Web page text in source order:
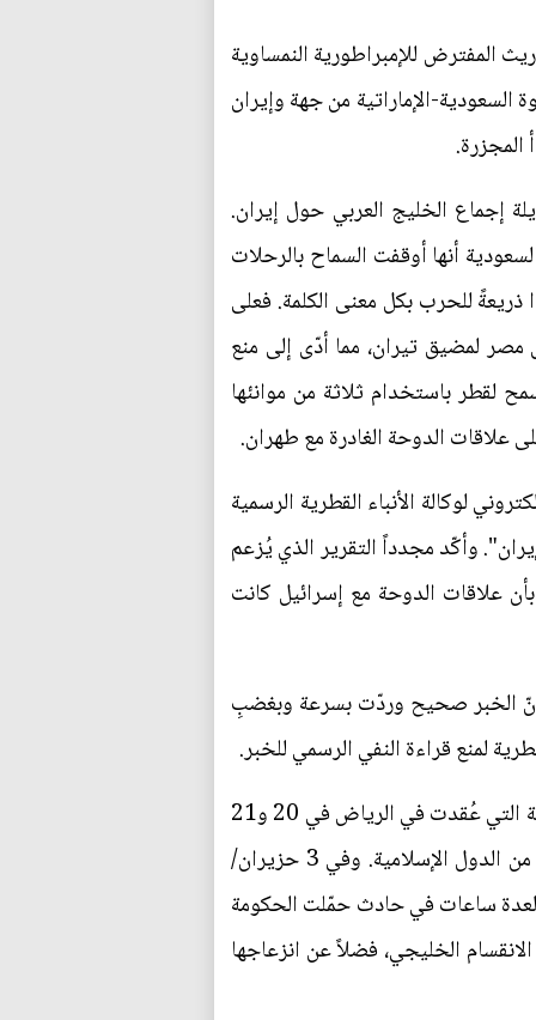
باغتيال الوريث المفترض للإمبراطورية النمساوية
السعودية-الإماراتية من جهة وإيران
إجماع الخليج العربي حول إيران.
أنها أوقفت السماح بالرحلات
ذريعةً للحرب بكل معنى الكلمة. فعلى
عاماً في هذا الأسبوع، إثر إغلاق مصر لمضيق تيران، مما أدّى إلى منع
لقطر باستخدام ثلاثة من موانئها
علاقات الدوحة الغادرة مع طهران.
لوكالة الأنباء القطرية الرسمية
وأكّد مجدداً التقرير الذي يُزعم
علاقات الدوحة مع إسرائيل كانت
أنّ الخبر صحيح وردّت بسرعة وبغضبِ
لمنع قراءة النفي الرسمي للخبر.
وهناك احتمال أن تكون القرصنة الأولى مدبرة من قبل طهران التي أزعجها الموقف المناهض لإيران في القمة التي عُقدت في الرياض في 20 و21
أيار/مايو، عندما التقى الرئيس دونالد ترامب الملك سلمان بن عبد العزيز آل سعود وممثلين عن العشرات من الدول الإسلامية. وفي 3 حزيران/
لعدة ساعات في حادث حمّلت الحكومة
الخليجي، فضلاً عن انزعاجها